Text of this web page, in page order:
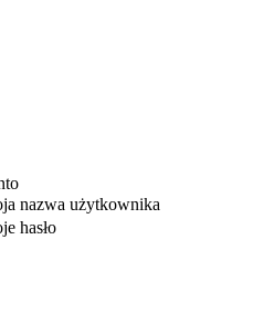
nazwa użytkownika
hasło